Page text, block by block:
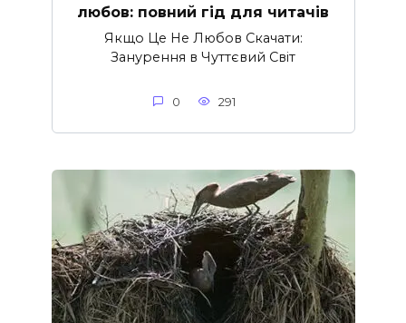
любов: повний гід для читачів
Якщо Це Не Любов Скачати:
Занурення в Чуттєвий Світ
0 291